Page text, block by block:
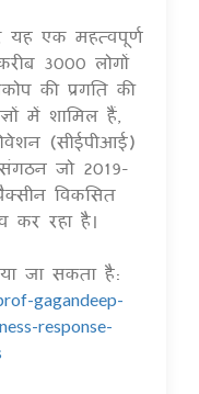
यह एक महत्वपूर्ण
3000 लोगों
की प्रगति की
में शामिल हैं,
(सीईपीआई)
जो 2019-
विकसित
कर रहा है।
जा सकता है:
gagandeep-
response-